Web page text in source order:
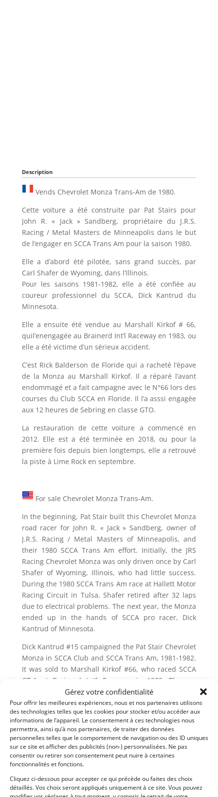
Gérez votre confidentialité
Pour offrir les meilleures expériences, nous et nos partenaires utilisons
des technologies telles que les cookies pour stocker et/ou accéder aux
informations de l’appareil. Le consentement à ces technologies nous
permettra, ainsi qu’à nos partenaires, de traiter des données
personnelles telles que le comportement de navigation ou des ID uniques
sur ce site et afficher des publicités (non-) personnalisées. Ne pas
consentir ou retirer son consentement peut nuire à certaines
fonctionnalités et fonctions.
Cliquez ci-dessous pour accepter ce qui précède ou faites des choix
détaillés. Vos choix seront appliqués uniquement à ce site. Vous pouvez
Description
Vends Chevrolet Monza Trans-Am de 1980.
Cette voiture a été construite par Pat Stairs pour
John R. « Jack » Sandberg, propriétaire du J.R.S.
Racing / Metal Masters de Minneapolis dans le but
de l’engager en SCCA Trans Am pour la saison 1980.
Elle a d’abord été pilotée, sans grand succès, par
Carl Shafer de Wyoming, dans l’Illinois.
Pour les saisons 1981-1982, elle a été confiée au
coureur professionnel du SCCA, Dick Kantrud du
Minnesota.
Elle a ensuite été vendue au Marshall Kirkof # 66,
quil’enengagée au Brainerd Int’l Raceway en 1983, ou
elle a été victime d’un sérieux accident.
C’est Rick Balderson de Floride qui a racheté l’épave
de la Monza au Marshall Kirkof. Il a réparé l’avant
endommagé et a fait campagne avec le N°66 lors des
courses du Club SCCA en Floride. Il l’a asssi engagée
aux 12 heures de Sebring en classe GTO.
La restauration de cette voiture a commencé en
2012. Elle est a été terminée en 2018, ou pour la
première fois depuis bien longtemps, elle a retrouvé
la piste à Lime Rock en septembre.
For sale Chevrolet Monza Trans-Am.
In the beginning, Pat Stair built this Chevrolet Monza
road racer for John R. « Jack » Sandberg, owner of
J.R.S. Racing / Metal Masters of Minneapolis, and
their 1980 SCCA Trans Am effort. Initially, the JRS
Racing Chevrolet Monza was only driven once by Carl
Shafer of Wyoming, Illinois, who had little success.
During the 1980 SCCA Trans Am race at Hallett Motor
Racing Circuit in Tulsa, Shafer retired after 32 laps
due to electrical problems. The next year, the Monza
ended up in the hands of SCCA pro racer, Dick
Kantrud of Minnesota.
Dick Kantrud #15 campaigned the Pat Stair Chevrolet
Monza in SCCA Club and SCCA Trans Am, 1981-1982.
It was sold to Marshall Kirkof #66, who raced SCCA
GT-1 at Brainerd Int’l Raceway in 1983. The car
collided with the bridge abutment at BIR then
sold.Rick Balderson of Florida, purchased the
wrecked Monza from Marshall Kirkof. He repaired
the damaged front end and campaigned as car no.
66 at SCCA Club races with Central Florida Region,
and co-drove at Sebring 12 hour IMSA race in GTO
class.
Restoration on this car was begun on 2012. It
returned to the track debuting at Lime Rock in